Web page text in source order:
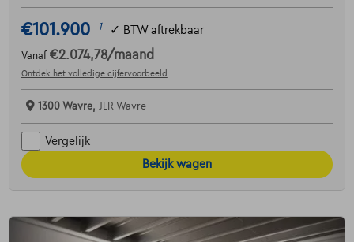
€101.900 1 ✓ BTW aftrekbaar
Vanaf €2.074,78/maand
Ontdek het volledige cijfervoorbeeld
1300 Wavre, JLR Wavre
Vergelijk
Bekijk wagen